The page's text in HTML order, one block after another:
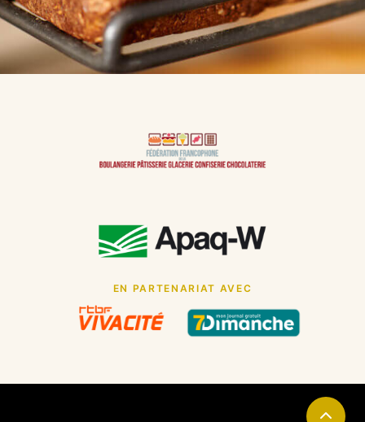
EN PARTENARIAT AVEC